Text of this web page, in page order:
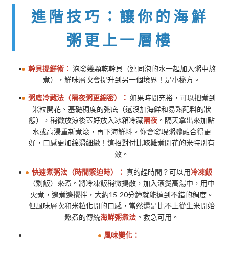
進階技巧：讓你的海鮮
粥更上一層樓
幹貝提鮮術： 泡發幾顆乾幹貝（連同泡的水一起加入粥中熬
煮），鮮味層次會提升到另一個境界！是小秘方。
粥底冷藏法（隔夜粥更綿密）： 如果時間充裕，可以把煮到
米粒開花、基礎稠度的粥底（還沒加海鮮和易熟配料的狀
態），稍微放涼後蓋好放入冰箱冷藏隔夜 。隔天拿出來加點
水或高湯重新煮滾，再下海鮮料。你會發現粥體融合得更
好，口感更加綿滑細緻！這招對付比較難煮開花的米特別有
效。
快速煮粥法（時間緊迫時）： 真的趕時間？可以用冷凍飯
（剩飯）來煮。將冷凍飯稍微搗散，加入滾燙高湯中，用中
火煮，邊煮邊攪拌，大約15-20分鐘就能達到不錯的稠度。
但風味層次和米粒化開的口感，當然還是比不上從生米開始
熬煮的傳統海鮮粥煮法 。救急可用。
風味變化：